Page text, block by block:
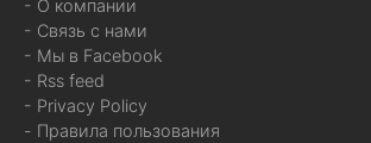
- О компании
- Связь с нами
- Мы в Facebook
- Rss feed
- Privacy Policy
- Правила пользования